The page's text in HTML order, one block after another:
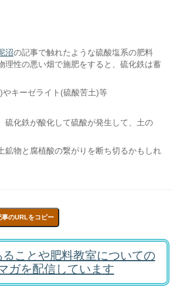
沼の記事で触れたような硫酸塩系の肥料
理性の悪い畑で施肥をすると、硫化鉄は蓄
キーゼライト(硫酸苦土)等
硫化鉄が酸化して硫酸が発生して、土の
鉱物と腐植酸の繋がりを断ち切るかもしれ
事のURLをコピー
ことや肥料教室についての
ガを配信しています